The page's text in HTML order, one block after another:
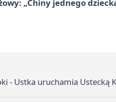
„Chiny jednego
- Ustka uruchamia Ustecką